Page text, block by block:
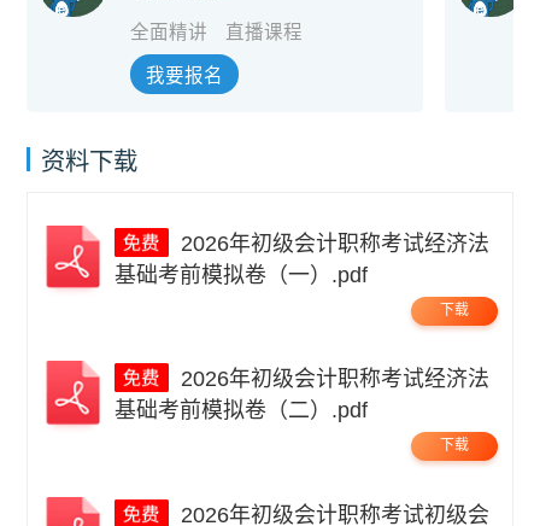
全面精讲 直播课程
我要报名
资料下载
基础考前模拟卷（一）.pdf
下载
基础考前模拟卷（二）.pdf
下载